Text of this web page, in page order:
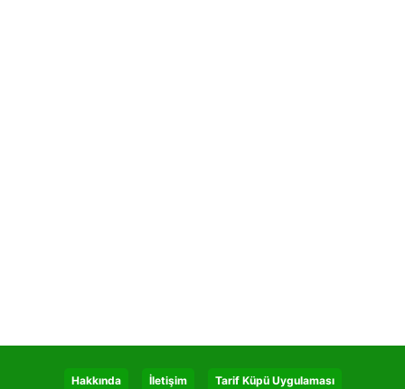
Hakkında İletişim Tarif Küpü Uygulaması